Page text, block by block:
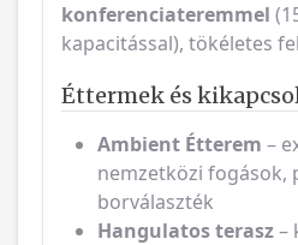
konferenciateremmel
kapacitással), tökéletes
Éttermek és
Ambient Étterem –
nemzetközi fogások,
borválaszték
Hangulatos terasz–